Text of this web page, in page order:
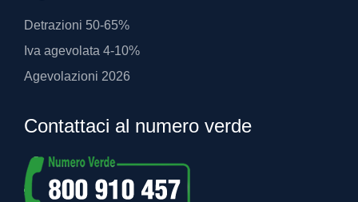
Detrazioni 50-65%
Iva agevolata 4-10%
Agevolazioni 2026
Contattaci al numero verde